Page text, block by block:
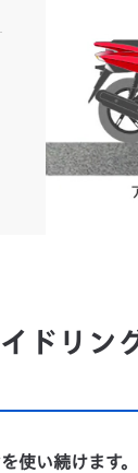
ドリン
使い続けます。